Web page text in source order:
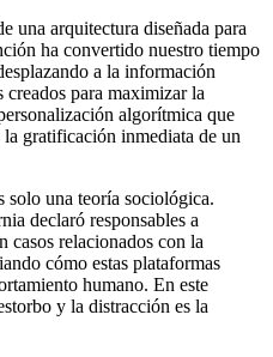
una arquitectura diseñada para
ha convertido nuestro tiempo
a la información
creados para maximizar la
algorítmica que
gratificación inmediata de un
solo una teoría sociológica.
declaró responsables a
casos relacionados con la
cómo estas plataformas
humano. En este
y la distracción es la